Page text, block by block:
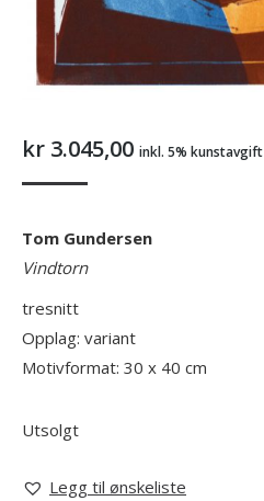
kr 3.045,00 inkl. 5% kunstavgift
Tom Gundersen
Vindtorn
tresnitt
Opplag: variant
Motivformat: 30 x 40 cm
Utsolgt
Legg til ønskeliste